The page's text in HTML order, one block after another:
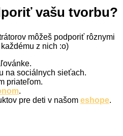
vašu tvorbu?
môžeš podporiť rôznymi
z nich :o)
na sociálnych sieťach.
priateľom.
.
pre deti v našom eshope.